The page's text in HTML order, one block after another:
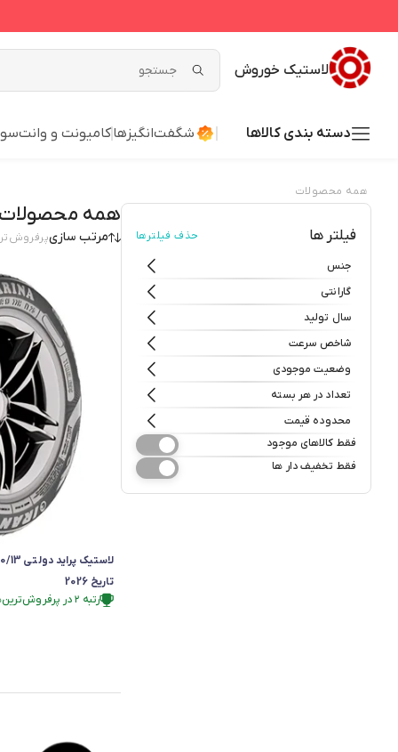
لاستیک خوروش
دسته بندی کالاها شگفت‌انگیزهاکامیونت و وانت
همه محصولات
فیلتر ها حذف فیلترها
جنس
گارانتی
سال تولید
شاخص سرعت
وضعیت موجودی
تعداد در هر بسته
محدوده قیمت
فقط کالاهای موجود
فقط تخفیف دار ها
همه محصولات
مرتب سازی
تاریخ 2026رتبه ۲ در پرفروش‌ترین‌های فروشگاه
بیش از ۷ خرید در 7 روز گذشته